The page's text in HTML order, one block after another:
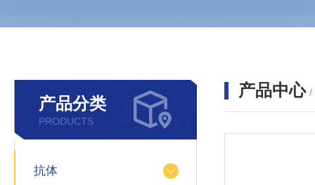
产品分类
PRODUCTS
抗体
产品中心 /